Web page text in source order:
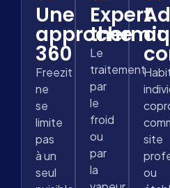
Une
approche
360
Freezit
ne
se
limite
pas
à un
seul
Expert
Le
traitement
par
le
froid
ou
par
la
au
site
ou